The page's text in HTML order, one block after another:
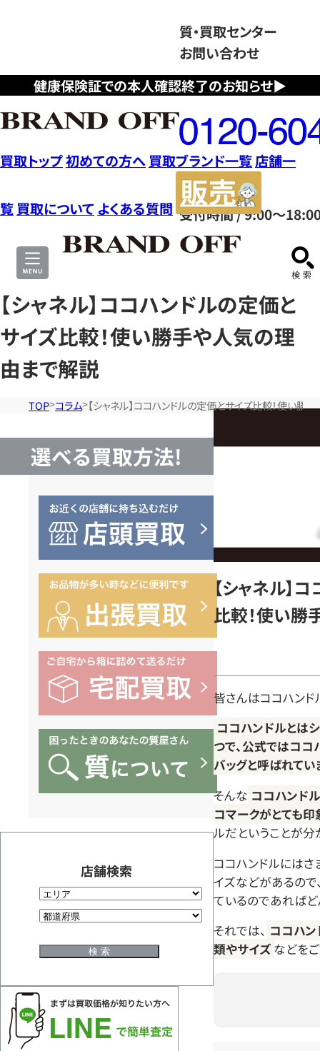
健康保険証での本人確認終了のお知らせ▶
質・買取センター
お問い合わせ
フ
リ
ー
ダ
イ
ヤ
ル
0120604117
受付時間 / 9:00～
買取トップ初めての方へ 買取ブランド一覧店舗一
覧 買取について よくある質問
サ
【シャネル】ココハンドルの定価と
サイズ比較！使い勝手や人気の理
由まで解説
TOP コラム 【シャネル】ココハンドルの定価とサイズ比較！使い勝
選べる買取方法!
店舗検索
【シャネル】
比較！使い勝
皆さんはココハンド
ココハンドルとは
つで、公式ではココ
バッグと呼ばれてい
そんな ココハンド
コマークがとても印
ルだということが分
ココハンドルには
イズなどがあるので
ているのであれば
それでは、 ココハン
類やサイズ などをご